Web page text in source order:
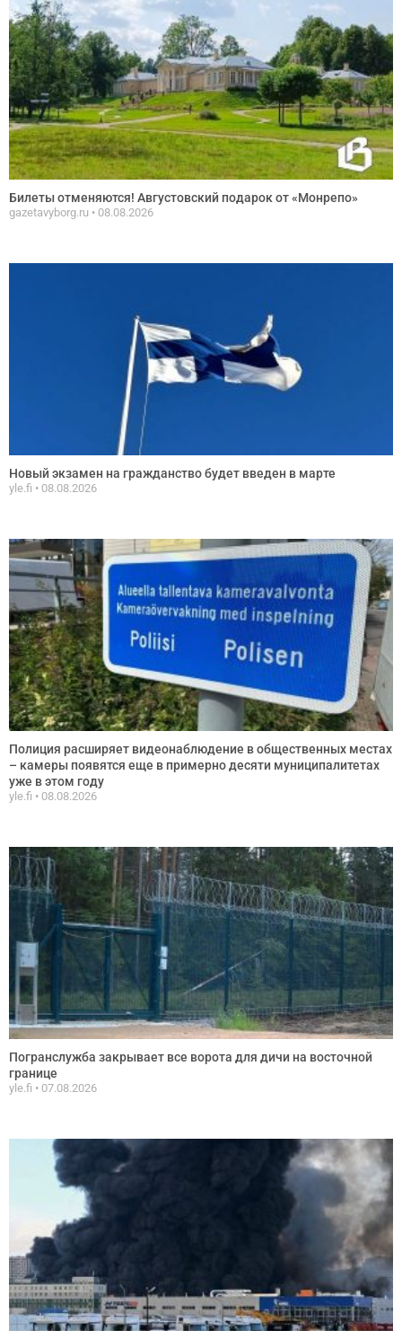
Билеты отменяются! Августовский подарок от «Монрепо»
gazetavyborg.ru 08.08.2026
Новый экзамен на гражданство будет введен в марте
yle.fi 08.08.2026
Полиция расширяет видеонаблюдение в общественных местах
– камеры появятся еще в примерно десяти муниципалитетах
уже в этом году
yle.fi 08.08.2026
Погранслужба закрывает все ворота для дичи на восточной
границе
yle.fi 07.08.2026